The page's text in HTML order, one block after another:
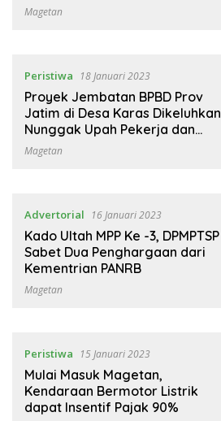
Magetan
Peristiwa 18 Januari 2023
Proyek Jembatan BPBD Prov
Jatim di Desa Karas Dikeluhkan
Nunggak Upah Pekerja dan
Material
Magetan
Advertorial 16 Januari 2023
Kado Ultah MPP Ke -3, DPMPTSP
Sabet Dua Penghargaan dari
Kementrian PANRB
Magetan
Peristiwa 15 Januari 2023
Mulai Masuk Magetan,
Kendaraan Bermotor Listrik
dapat Insentif Pajak 90%